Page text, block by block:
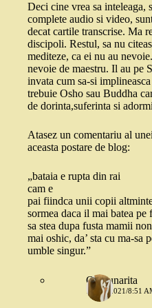
Deci cine vrea sa inteleaga,
complete audio si video,
decat cartile transcrise. Ma
discipoli. Restul, sa nu
mediteze, ca ei nu au
nevoie de maestru. Il au pe
invata cum sa-si
trebuie Osho sau Buddha
de dorinta,suferinta si
Atasez un comentariu al
aceasta postare de blog:
„bataia e rupta din rai
cam e
pai fiindca unii copii
sormea daca il mai batea
sa stea dupa fusta mamii
mai oshic, da’ sta cu ma-sa
umble singur.”
Capsunarita
1 MAI 2021/8:51